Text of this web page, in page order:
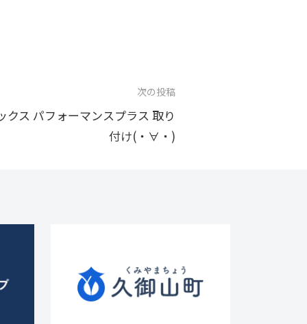
次の投稿
クス パフォーマンスプラス 取り
付け(・∀・)